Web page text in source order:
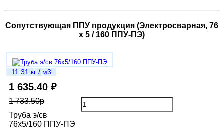
Сопутствующая ППУ продукция (Электросварная, 76
х 5 / 160 ППУ-ПЭ)
11.31 кг / м3
1 635.40 ₽
1 733.50р
Труба э/св
76х5/160 ППУ-ПЭ